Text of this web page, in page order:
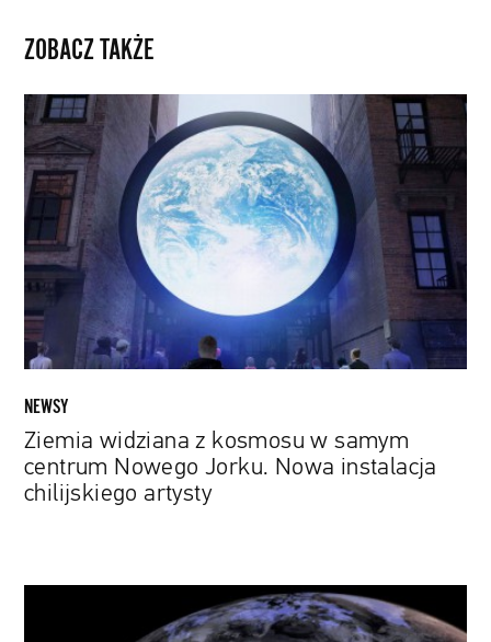
ZOBACZ TAKŻE
Ziemia
widziana
z
kosmosu
w
samym
centrum
Nowego
Jorku.
Nowa
instalacja
chilijskiego
NEWSY
Ziemia widziana z kosmosu w samym
centrum Nowego Jorku. Nowa instalacja
chilijskiego artysty